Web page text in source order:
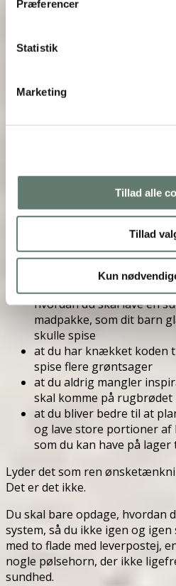
Præferencer
Statistik
Marketing
Tillad alle
Tillad
Kun
Forestil dig …
at du uden de store
hvordan du skal lave en
madpakke, som dit barn
skulle spise
at du har knækket koden
spise flere grøntsager
at du aldrig mangler
skal komme på rugbrødet
at du bliver bedre til at
og lave store portioner af
som du kan have på lager
Lyder det som ren
Det er det ikke.
Du skal bare opdage, hvordan
system, så du ikke igen og
med to flade med leverpostej,
nogle pølsehorn, der ikke
sundhed.